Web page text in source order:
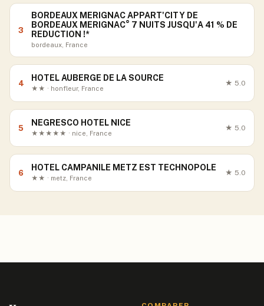
3
BORDEAUX MERIGNAC APPART'CITY DE
BORDEAUX MERIGNAC° 7 NUITS JUSQU'A 41 % DE
REDUCTION !*
bordeaux, France
4
HOTEL AUBERGE DE LA SOURCE
★★ · honfleur, France
★ 5.0
5
NEGRESCO HOTEL NICE
★★★★★ · nice, France
★ 5.0
6
HOTEL CAMPANILE METZ EST TECHNOPOLE
★★ · metz, France
★ 5.0